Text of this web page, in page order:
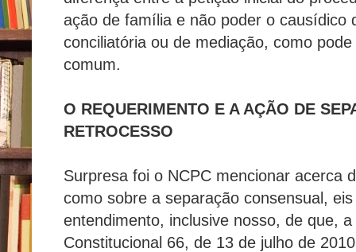
ação de família e não poder o causídico
conciliatória ou de mediação, como
comum.
O REQUERIMENTO E A AÇÃO DE
RETROCESSO
Surpresa foi o NCPC mencionar acerca
como sobre a separação consensual,
entendimento, inclusive nosso, de que,
Constitucional 66, de 13 de julho de